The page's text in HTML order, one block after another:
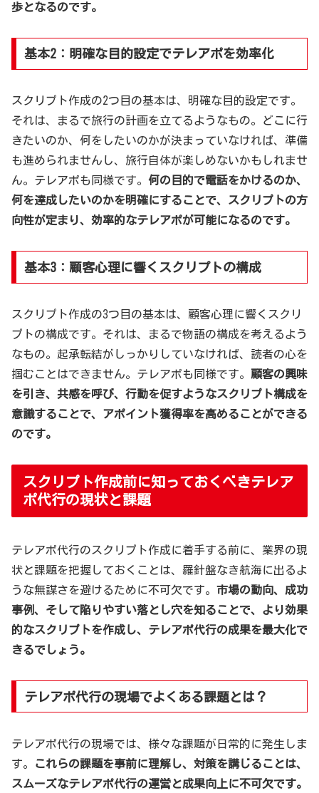
歩となるのです。
基本2：明確な目的設定でテレアポを効率化
スクリプト作成の2つ目の基本は、明確な目的設定です。
それは、まるで旅行の計画を立てるようなもの。どこに行
きたいのか、何をしたいのかが決まっていなければ、準備
も進められませんし、旅行自体が楽しめないかもしれませ
ん。テレアポも同様です。 何の目的で電話をかけるのか、
何を達成したいのかを明確にすることで、スクリプトの方
向性が定まり、効率的なテレアポが可能になるのです。
基本3：顧客心理に響くスクリプトの構成
スクリプト作成の3つ目の基本は、顧客心理に響くスクリ
プトの構成です。それは、まるで物語の構成を考えるよう
なもの。起承転結がしっかりしていなければ、読者の心を
掴むことはできません。テレアポも同様です。 顧客の興味
を引き、共感を呼び、行動を促すようなスクリプト構成を
意識することで、アポイント獲得率を高めることができる
のです。
スクリプト作成前に知っておくべきテレア
ポ代行の現状と課題
テレアポ代行のスクリプト作成に着手する前に、業界の現
状と課題を把握しておくことは、羅針盤なき航海に出るよ
うな無謀さを避けるために不可欠です。 市場の動向、成功
事例、そして陥りやすい落とし穴を知ることで、より効果
的なスクリプトを作成し、テレアポ代行の成果を最大化で
きるでしょう。
テレアポ代行の現場でよくある課題とは？
テレアポ代行の現場では、様々な課題が日常的に発生しま
す。
これらの課題を事前に理解し、対策を講じることは、
スムーズなテレアポ代行の運営と成果向上に不可欠です。